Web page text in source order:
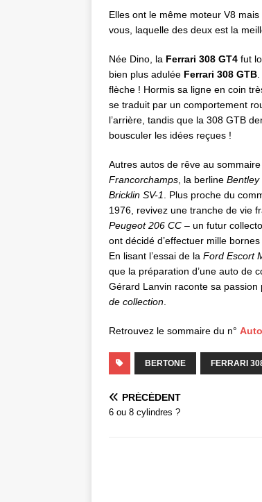
Elles ont le même moteur V8
vous, laquelle des deux est la
Née Dino, la Ferrari 308 GT4 fut
bien plus adulée Ferrari 308 GTB
flèche ! Hormis sa ligne en coin
se traduit par un comportement
l’arrière, tandis que la 308 GTB
bousculer les idées reçues !
Autres autos de rêve au
Francorchamps, la berline Bentley
Bricklin SV-1. Plus proche du
1976, revivez une tranche de vie
Peugeot 206 CC – un futur
ont décidé d’effectuer mille bornes
En lisant l’essai de la Ford Escort
que la préparation d’une auto de
Gérard Lanvin raconte sa
de collection.
Retrouvez le sommaire du n°
BERTONE FERRARI
PRÉCÉDENT
6 ou 8 cylindres ?